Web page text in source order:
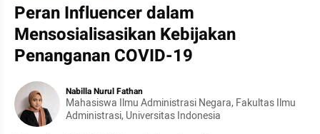
Peran Influencer dalam
Mensosialisasikan Kebijakan
Penanganan COVID-19
Nabilla Nurul Fathan
Mahasiswa Ilmu Administrasi Negara, Fakultas Ilmu
Administrasi, Universitas Indonesia